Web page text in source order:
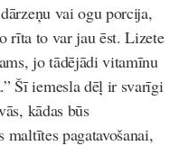
vai ogu porcija,
rīta to var jau ēst. Lizete
jo tādējādi vitamīnu
Šī iemesla dēļ ir svarīgi
kādas būs
pagatavošanai,